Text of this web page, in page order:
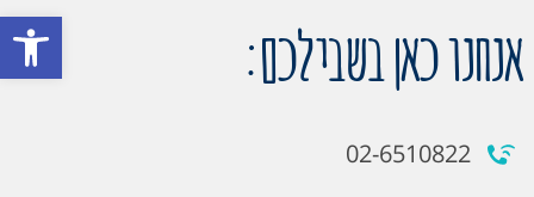
פתח אנחנו כאן בשבילכם:
02-6510822